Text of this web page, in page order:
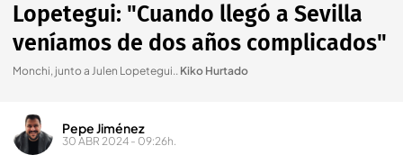
Lopetegui: "Cuando llegó a Sevilla
veníamos de dos años complicados"
Monchi, junto a Julen Lopetegui.. Kiko Hurtado
Pepe Jiménez
30 ABR 2024 - 09:26h.